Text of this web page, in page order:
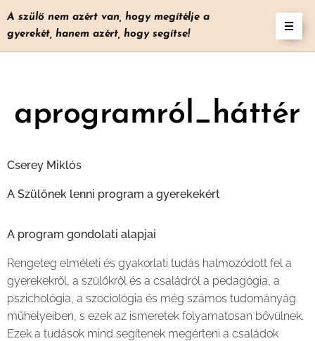
A szülő nem azért van, hogy megítélje a
gyerekét, hanem azért, hogy segítse!
aprogramról_háttér
Cserey Miklós
A Szülőnek lenni program a gyerekekért
A program gondolati alapjai
Rengeteg elméleti és gyakorlati tudás halmozódott fel a
gyerekekről, a szülőkről és a családról a pedagógia, a
pszichológia, a szociológia és még számos tudományág
műhelyeiben, s ezek az ismeretek folyamatosan bővülnek.
Ezek a tudások mind segítenek megérteni a családok